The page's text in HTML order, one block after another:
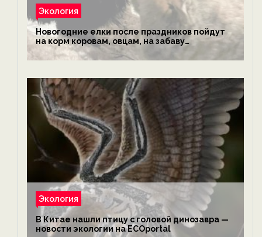
Экология
Новогодние елки после праздников пойдут
на корм коровам, овцам, на забаву
обезьянам, львам и леопардам — новости
экологии на ECOportal
Экология
В Китае нашли птицу с головой динозавра —
новости экологии на ECOportal